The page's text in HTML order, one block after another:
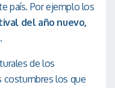
país. Por ejemplo los
del año nuevo,
.
de los
costumbres los que